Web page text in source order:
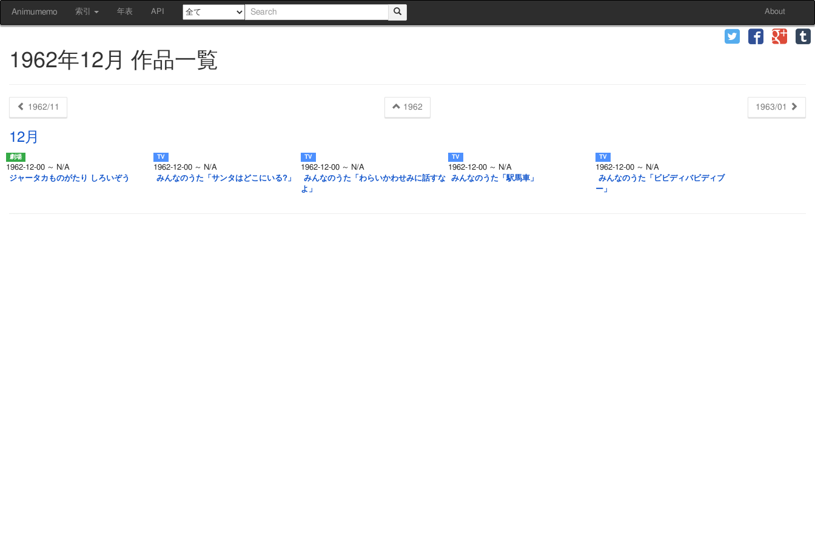
Animumemo 索引 年表 API About
1962年12月 作品一覧
1962/11 1962 1963/01
12月
1962-12-00 ～ N/A
ジャータカものがたり しろいぞう
1962-12-00 ～ N/A
みんなのうた「サンタはどこにいる?」
1962-12-00 ～ N/A
みんなのうた「わらいかわせみに話すな
よ」
1962-12-00 ～ N/A
みんなのうた「駅馬車」
1962-12-00 ～ N/A
みんなのうた「ビビディバビディブ
ー」